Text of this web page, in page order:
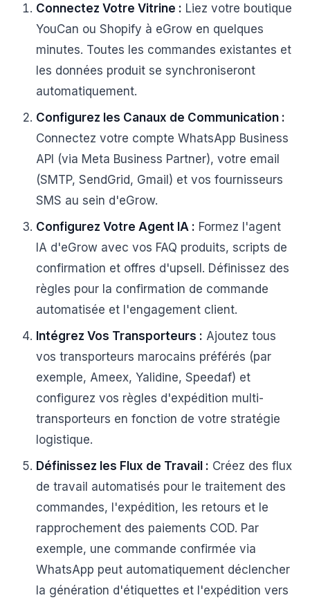
Connectez Votre Vitrine : Liez votre boutique
YouCan ou Shopify à eGrow en quelques
minutes. Toutes les commandes existantes et
les données produit se synchroniseront
automatiquement.
Configurez les Canaux de Communication :
Connectez votre compte WhatsApp Business
API (via Meta Business Partner), votre email
(SMTP, SendGrid, Gmail) et vos fournisseurs
SMS au sein d'eGrow.
Configurez Votre Agent IA : Formez l'agent
IA d'eGrow avec vos FAQ produits, scripts de
confirmation et offres d'upsell. Définissez des
règles pour la confirmation de commande
automatisée et l'engagement client.
Intégrez Vos Transporteurs : Ajoutez tous
vos transporteurs marocains préférés (par
exemple, Ameex, Yalidine, Speedaf) et
configurez vos règles d'expédition multi-
transporteurs en fonction de votre stratégie
logistique.
Définissez les Flux de Travail : Créez des flux
de travail automatisés pour le traitement des
commandes, l'expédition, les retours et le
rapprochement des paiements COD. Par
exemple, une commande confirmée via
WhatsApp peut automatiquement déclencher
la génération d'étiquettes et l'expédition vers